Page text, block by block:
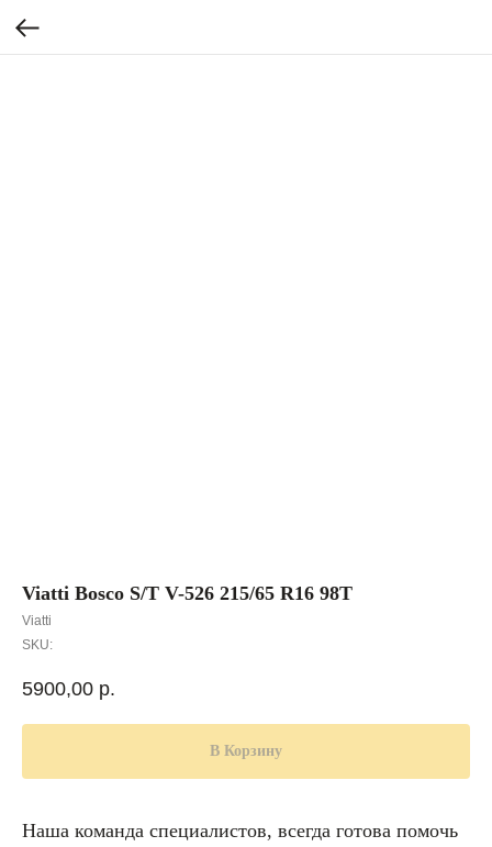
Viatti Bosco S/T V-526 215/65 R16 98T
Viatti
SKU:
5900,00 р.
В Корзину
Наша команда специалистов, всегда готова помочь